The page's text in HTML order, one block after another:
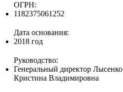
ОГРН:
1182375061252
Дата основания:
2018 год
Руководство:
Генеральный директор Лысенко
Кристина Владимировна